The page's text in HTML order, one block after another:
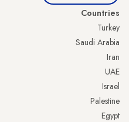
Countries
Turkey
Saudi Arabia
Iran
UAE
Israel
Palestine
Egypt